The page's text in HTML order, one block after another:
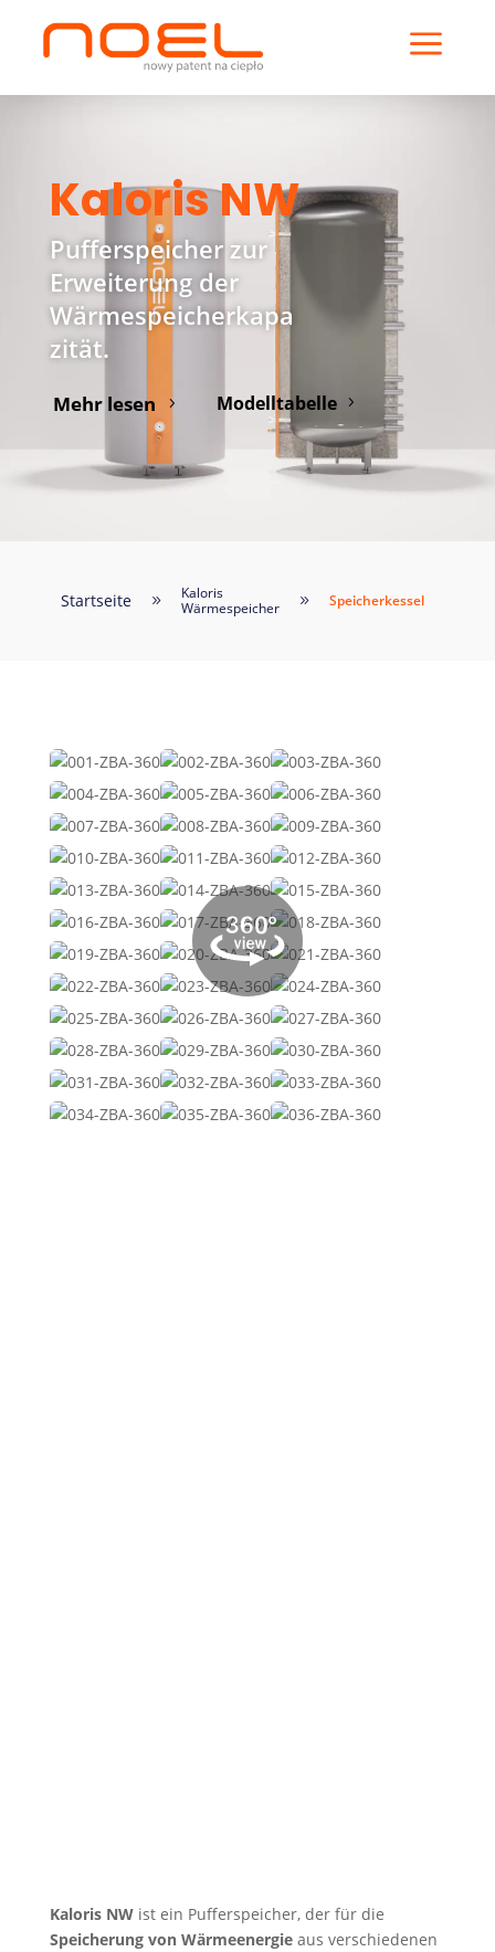
a
Kaloris NW
Pufferspeicher zur
Erweiterung der
Wärmespeicherkapa
zität.
Mehr lesen 5 Modelltabelle 5
Startseite 9
Kaloris
Wärmespeicher
9 Speicherkessel
Kaloris NWist ein Pufferspeicher, der für die
Speicherung von Wärmeenergieaus verschiedenen